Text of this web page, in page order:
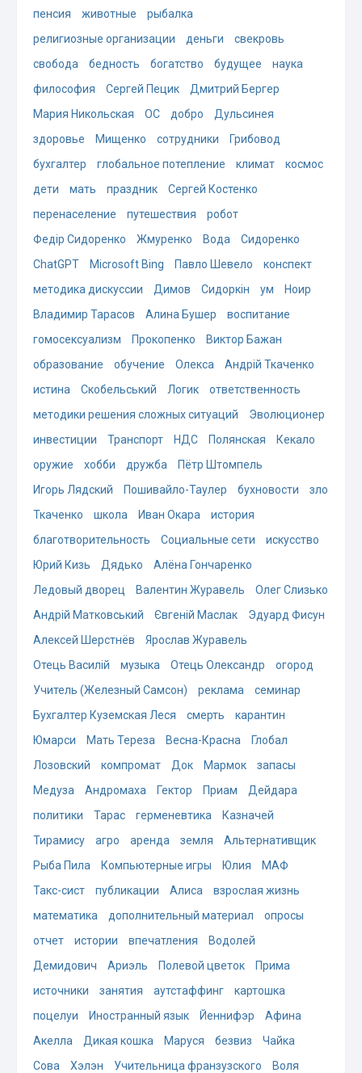
пенсия животные
рыбалка
религиозные организации
деньги
свекровь
свобода
бедность богатство будущее
наука
философия
Сергей Пецик
Дмитрий Бергер
Мария Никольская
ОС добро
Дульсинея
здоровье
Мищенко сотрудники
Грибовод
бухгалтер
глобальное потепление климат
космос
дети
мать праздник
Сергей Костенко
перенаселение
путешествия
робот
Федір Сидоренко
Жмуренко Вода
Сидоренко
ChatGPT
Microsoft Bing Павло Шевело
конспект
методика дискуссии
Димов Сидоркін ум
Ноир
Владимир Тарасов
Алина Бушер
воспитание
гомосексуализм
Прокопенко
Виктор Бажан
образование
обучение Олекса
Андрій Ткаченко
истина
Скобельський Логик
ответственность
методики решения сложных ситуаций
Эволюционер
инвестиции
Транспорт НДС Полянская
Кекало
оружие
хобби дружба
Пётр Штомпель
Игорь Лядский
Пошивайло-Таулер бухновости
зло
Ткаченко
школа Иван Окара
история
благотворительность
Социальные сети
искусство
Юрий Кизь
Дядько
Алёна Гончаренко
Ледовый дворец
Валентин Журавель
Олег Слизько
Андрій Матковський
Євгеній Маслак
Эдуард Фисун
Алексей Шерстнёв
Ярослав Журавель
Отець Василій
музыка Отець Олександр
огород
Учитель (Железный Самсон)
реклама
семинар
Бухгалтер Куземская Леся
смерть
карантин
Юмарси
Мать Тереза Весна-Красна
Глобал
Лозовский
компромат Док Мармок
запасы
Медуза
Андромаха Гектор Приам
Дейдара
политики
Тарас герменевтика
Казначей
Тирамису
агро аренда земля
Альтернативщик
Рыба Пила
Компьютерные игры Юлия
МАФ
Такс-сист
публикации Алиса
взрослая жизнь
математика
дополнительный материал
опросы
отчет
истории впечатления
Водолей
Демидович
Ариэль Полевой цветок
Прима
источники
занятия аутстаффинг
картошка
поцелуи
Иностранный язык Йеннифэр
Афина
Акелла
Дикая кошка Маруся безвиз
Чайка
Сова
Хэлэн Учительница франзузского
Воля